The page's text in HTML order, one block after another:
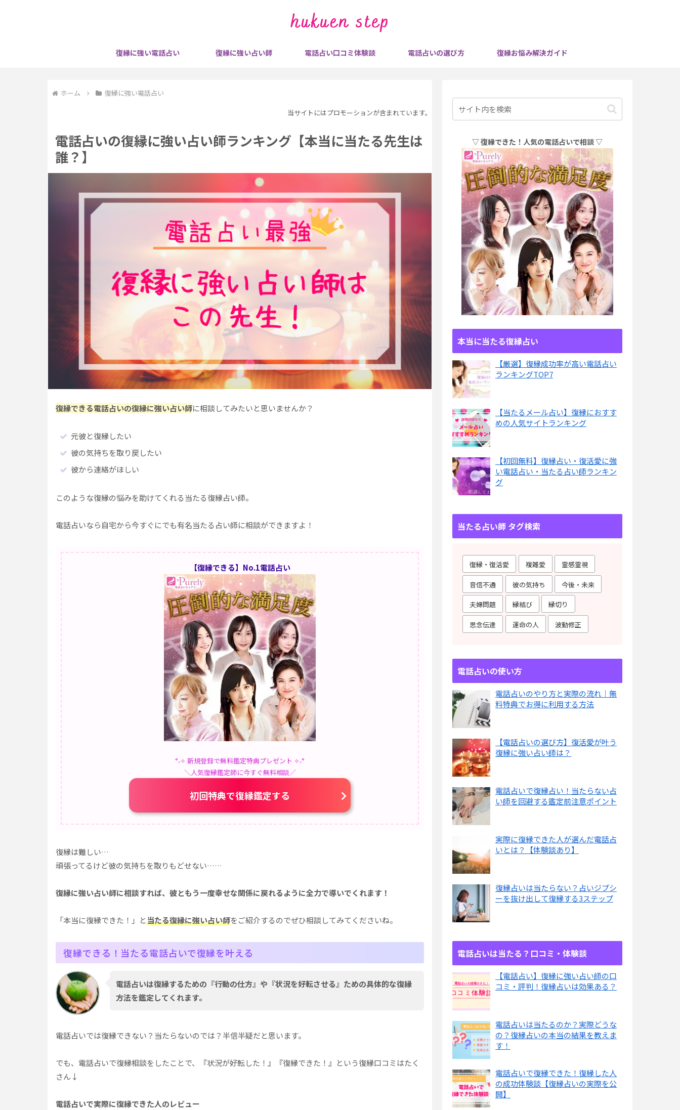
復縁に強い電話占い 復縁に強い占い師 電話占い口コミ体験談 電話占いの選び方 復縁お悩み解決ガイド
ホーム 復縁に強い電話占い
当サイトにはプロモーションが含まれています。
電話占いの復縁に強い占い師ランキング【本当に当たる先生は
誰？】
復縁できる電話占いの復縁に強い占い師に相談してみたいと思いませんか？
元彼と復縁したい
彼の気持ちを取り戻したい
彼から連絡がほしい
このような復縁の悩みを助けてくれる当たる復縁占い師。
電話占いなら自宅から今すぐにでも有名当たる占い師に相談ができますよ！
【復縁できる】No.1電話占い
°˖✧ 新規登録で無料鑑定特典プレゼント ✧˖°
＼人気復縁鑑定師に今すぐ無料相談／
初回特典で復縁鑑定する
復縁は難しい…
頑張ってるけど彼の気持ちを取りもどせない……
復縁に強い占い師に相談すれば、彼ともう一度幸せな関係に戻れるように全力で導いでくれます！
「本当に復縁できた！」と当たる復縁に強い占い師をご紹介するのでぜひ相談してみてくださいね。
復縁できる！当たる電話占いで復縁を叶える
電話占いは復縁するための『行動の仕方』や『状況を好転させる』ための具体的な復縁
方法を鑑定してくれます。
電話占いでは復縁できない？当たらないのでは？半信半疑だと思います。
でも、電話占いで復縁相談をしたことで、『状況が好転した！』『復縁できた！』という復縁口コミはたく
さん↓
電話占いで実際に復縁できた人のレビュー
▽ 復縁できた！人気の電話占いで相談 ▽
本当に当たる復縁占い
【厳選】復縁成功率が高い電話占い
ランキングTOP7
【当たるメール占い】復縁におすす
めの人気サイトランキング
【初回無料】復縁占い・復活愛に強
い電話占い・当たる占い師ランキン
グ
当たる占い師 タグ検索
復縁・復活愛 複雑愛 霊感霊視
音信不通 彼の気持ち 今後・未来
夫婦問題 縁結び 縁切り
思念伝達 運命の人 波動修正
電話占いの使い方
電話占いのやり方と実際の流れ｜無
料特典でお得に利用する方法
【電話占いの選び方】復活愛が叶う
復縁に強い占い師は？
電話占いで復縁占い！当たらない占
い師を回避する鑑定前注意ポイント
実際に復縁できた人が選んだ電話占
いとは？【体験談あり】
復縁占いは当たらない？占いジプシ
ーを抜け出して復縁する3ステップ
電話占いは当たる？口コミ・体験談
【電話占い】復縁に強い占い師の口
コミ・評判！復縁占いは効果ある？
電話占いは当たるのか？実際どうな
の？復縁占いの本当の結果を教えま
す！
電話占いで復縁できた！復縁した人
の成功体験談【復縁占いの実際を公
開】